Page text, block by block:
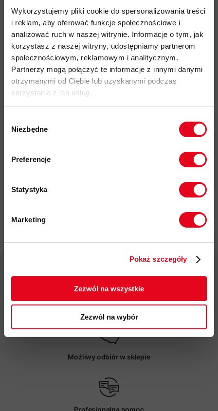
Wykorzystujemy pliki cookie do spersonalizowania treści
i reklam, aby oferować funkcje społecznościowe i
analizować ruch w naszej witrynie. Informacje o tym, jak
korzystasz z naszej witryny, udostępniamy partnerom
społecznościowym, reklamowym i analitycznym.
Partnerzy mogą połączyć te informacje z innymi danymi
otrzymanymi od Ciebie lub uzyskanymi podczas
korzystania z ich usług.
zgody
Niezbędne
Preferencje
Statystyka
Marketing
Pokaż szczegóły
Zezwól na wszystkie
Zezwól na wybór
materiał wykonany w 100% z poliestru pochodzącego z
recyklingu
wysoka elastyczność zapewniająca komfortowe
dopasowanie
bezszwowa technologia zwiększająca wygodę
użytkowania i eliminująca ryzyko podrażnień
skuteczne odprowadzanie wilgoci oraz właściwości
wyprodukowano w Niemczech
z recyklingu
Darmowa dostawa od 200 zł
Możliwy odbiór w sklepie
Profesjonalna pomoc
zgodnie z Polityką prywatności.